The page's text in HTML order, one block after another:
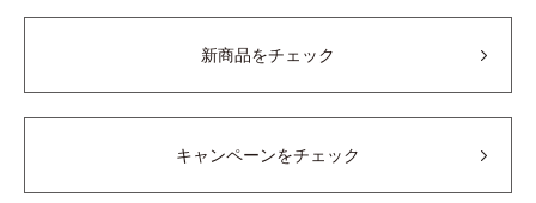
新商品をチェック
キャンペーンをチェック